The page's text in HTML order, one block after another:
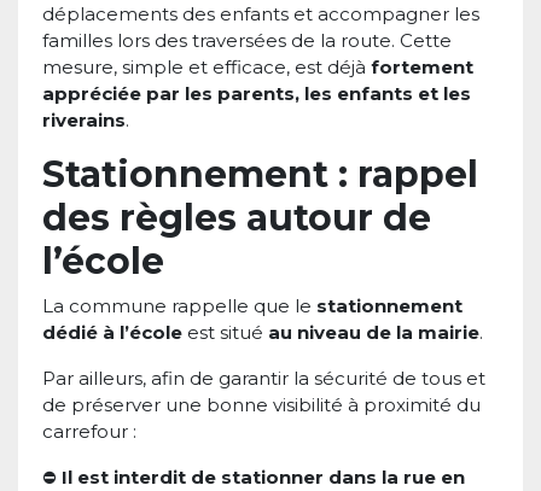
déplacements des enfants et accompagner les
familles lors des traversées de la route. Cette
mesure, simple et efficace, est déjà fortement
appréciée par les parents, les enfants et les
riverains.
Stationnement : rappel
des règles autour de
l’école
La commune rappelle que le stationnement
dédié à l’école est situé au niveau de la mairie.
Par ailleurs, afin de garantir la sécurité de tous et
de préserver une bonne visibilité à proximité du
carrefour :
⛔ Il est interdit de stationner dans la rue en